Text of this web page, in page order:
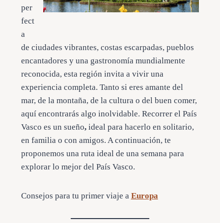
per
fect
a
de ciudades vibrantes, costas escarpadas, pueblos
encantadores y una gastronomía mundialmente
reconocida, esta región invita a vivir una
experiencia completa. Tanto si eres amante del
mar, de la montaña, de la cultura o del buen comer,
aquí encontrarás algo inolvidable. Recorrer el País
Vasco es un sueño,ideal para hacerlo en solitario,
en familia o con amigos. A continuación, te
proponemos una ruta ideal de una semana para
explorar lo mejor del País Vasco.
Consejos para tu primer viaje a Europa